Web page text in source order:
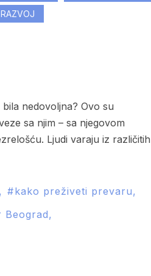
sa njim – sa njegovom
Ljudi varaju iz različitih
kako preživeti prevaru
Beograd